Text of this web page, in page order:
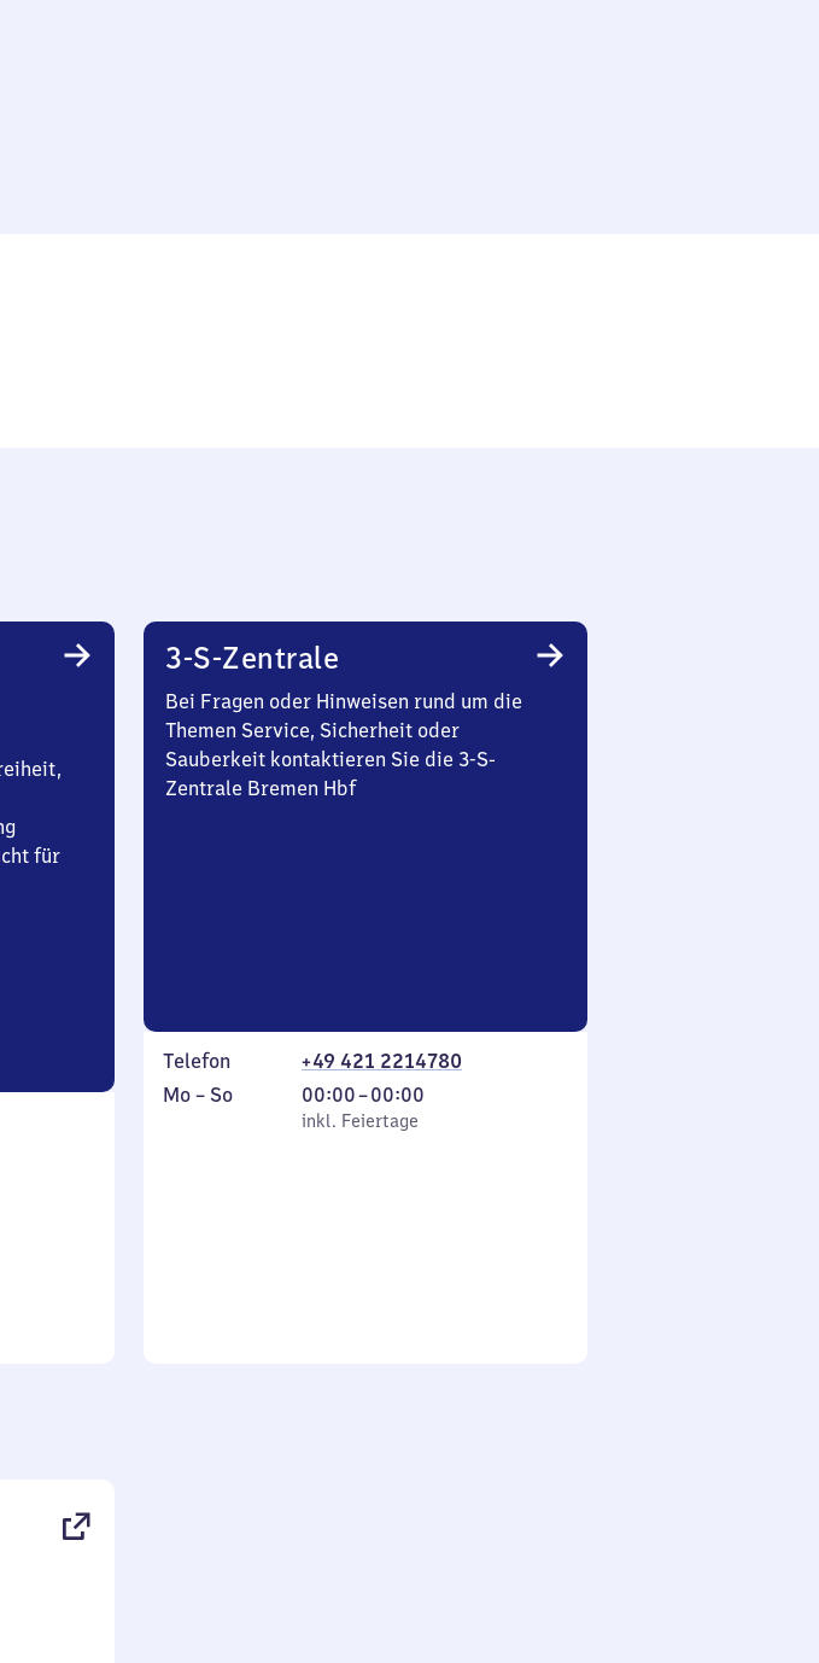
für
3-S-Zentrale
Bei Fragen oder Hinweisen rund um die
Themen Service, Sicherheit oder
Sauberkeit kontaktieren Sie die 3-S-
Zentrale Bremen Hbf
Telefon
+49 421 2214780
Montag
Mo – So,
inkl. Feiertage
00:00–00:00
Von
0
inkl. Feiertage